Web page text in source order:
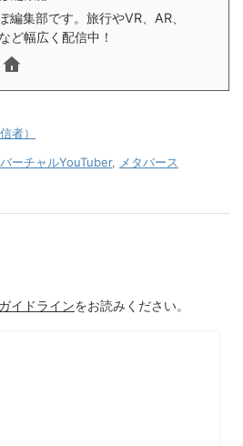
編集部です。旅行やVR、AR、
ど幅広く配信中！
者）
バーチャルYouTuber, メタバース
ガイドラインをお読みください。